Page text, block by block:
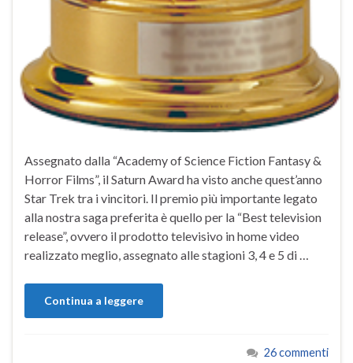
Assegnato dalla “Academy of Science Fiction Fantasy &
Horror Films”, il Saturn Award ha visto anche quest’anno
Star Trek tra i vincitori. Il premio più importante legato
alla nostra saga preferita è quello per la “Best television
release”, ovvero il prodotto televisivo in home video
realizzato meglio, assegnato alle stagioni 3, 4 e 5 di …
Continua a leggere
26 commenti